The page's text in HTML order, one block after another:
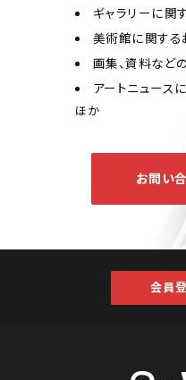
予想価格
JPY 50,000 - 80,000
公開終了
郭傳璋 灕江煙雨
ギャラリーに関
美術館に関す
画集、資料など
アートニュース
ほか
お問い
会員